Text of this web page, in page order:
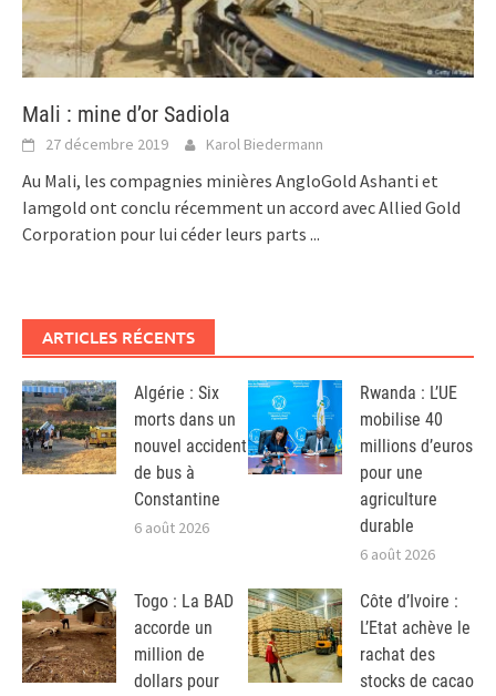
Mali : mine d’or Sadiola
27 décembre 2019 Karol Biedermann
Au Mali, les compagnies minières AngloGold Ashanti et
Iamgold ont conclu récemment un accord avec Allied Gold
Corporation pour lui céder leurs parts ...
ARTICLES RÉCENTS
Algérie : Six
morts dans un
nouvel accident
de bus à
Constantine
6 août 2026
Rwanda : L’UE
mobilise 40
millions d’euros
pour une
agriculture
durable
6 août 2026
Togo : La BAD
accorde un
million de
dollars pour
Côte d’Ivoire :
L’Etat achève le
rachat des
stocks de cacao